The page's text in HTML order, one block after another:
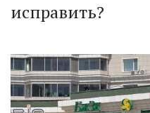
исправить?